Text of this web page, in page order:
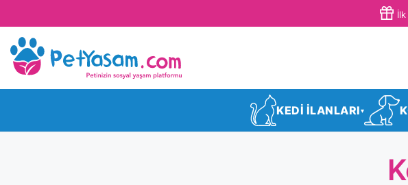
KEDİ İLANLARI▾